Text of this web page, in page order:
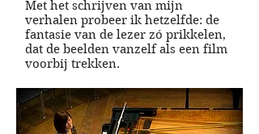
Met het schrijven van mijn
verhalen probeer ik hetzelfde: de
fantasie van de lezer zó prikkelen,
dat de beelden vanzelf als een film
voorbij trekken.